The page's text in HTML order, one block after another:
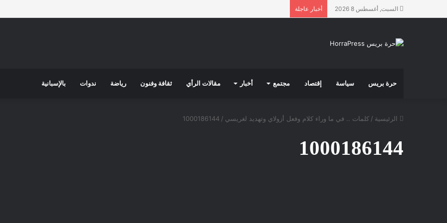
السبت, أغسطس 8 2026 أخبار عاجلة
حرة بريس سياسة إقتصاد مجتمع أخبار مقالات الرأي ثقافة وفنون رياضة ندوات بالإسبانية
الرئيسية / كلمات .. في ما وراء كلام وفعل أزولاي وتهديد لغريسي /
1000186144
1000186144